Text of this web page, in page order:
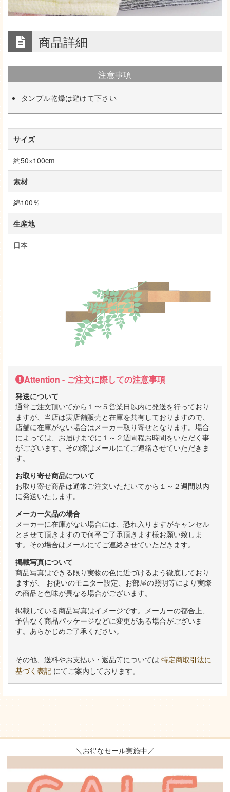
商品詳細
注意事項
タンブル乾燥は避けて下さい
サイズ
約50×100cm
素材
綿100％
生産地
日本
Attention - ご注文に際しての注意事項
発送について
通常ご注文頂いてから１〜５営業日以内に発送を行っており
ますが、当店は実店舗販売と在庫を共有しておりますので、
店舗に在庫がない場合はメーカー取り寄せとなります。場合
によっては、お届けまでに１～２週間程お時間をいただく事
がございます。その際はメールにてご連絡させていただきま
す。
お取り寄せ商品について
お取り寄せ商品は通常ご注文いただいてから１～２週間以内
に発送いたします。
メーカー欠品の場合
メーカーに在庫がない場合には、恐れ入りますがキャンセル
とさせて頂きますので何卒ご了承頂きます様お願い致しま
す。その場合はメールにてご連絡させていただきます。
掲載写真について
商品写真はできる限り実物の色に近づけるよう徹底しており
ますが、 お使いのモニター設定、お部屋の照明等により実際
の商品と色味が異なる場合がございます。
掲載している商品写真はイメージです。メーカーの都合上、
予告なく商品パッケージなどに変更がある場合がございま
す。あらかじめご了承ください。
その他、送料やお支払い・返品等については 特定商取引法に
基づく表記 にてご案内しております。
＼お得なセール実施中／